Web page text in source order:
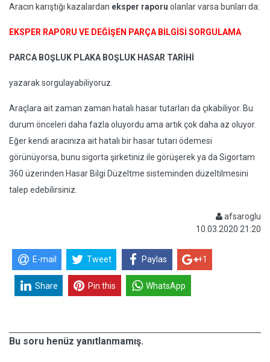
Aracın karıştığı kazalardan eksper raporu olanlar varsa bunları da:
EKSPER RAPORU VE DEĞİŞEN PARÇA BİLGİSİ SORGULAMA
PARCA BOŞLUK PLAKA BOŞLUK HASAR TARİHİ
yazarak sorgulayabiliyoruz.
Araçlara ait zaman zaman hatalı hasar tutarları da çıkabiliyor. Bu
durum önceleri daha fazla oluyordu ama artık çok daha az oluyor.
Eğer kendi aracınıza ait hatalı bir hasar tutarı ödemesi
görünüyorsa, bunu sigorta şirketiniz ile görüşerek ya da Sigortam
360 üzerinden Hasar Bilgi Düzeltme sisteminden düzeltilmesini
talep edebilirsiniz.
afsaroglu
10.03.2020 21:20
E-mail Tweet Paylas +1
Share Pin this WhatsApp
Bu soru henüz yanıtlanmamış.